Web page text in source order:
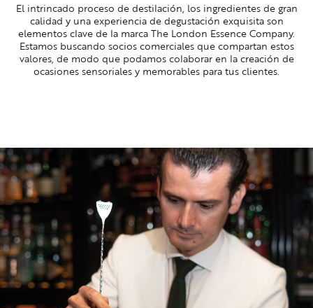
El intrincado proceso de destilación, los ingredientes de gran
calidad y una experiencia de degustación exquisita son
elementos clave de la marca The London Essence Company.
Estamos buscando socios comerciales que compartan estos
valores, de modo que podamos colaborar en la creación de
ocasiones sensoriales y memorables para tus clientes.